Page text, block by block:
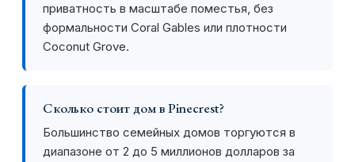
приватность в масштабе поместья, без
формальности Coral Gables или плотности
Coconut Grove.
Сколько стоит дом в Pinecrest?
Большинство семейных домов торгуются в
диапазоне от 2 до 5 миллионов долларов за